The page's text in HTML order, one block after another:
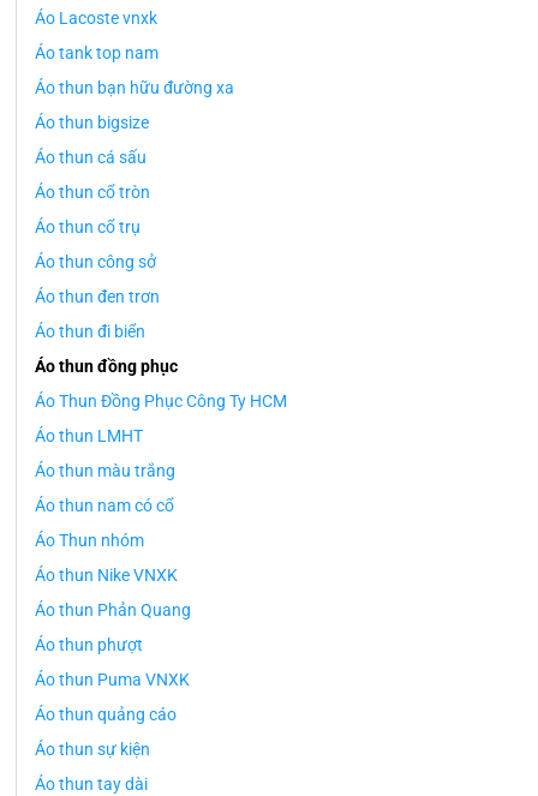
Áo Lacoste vnxk
Áo tank top nam
Áo thun bạn hữu đường xa
Áo thun bigsize
Áo thun cá sấu
Áo thun cổ tròn
Áo thun cổ trụ
Áo thun công sở
Áo thun đen trơn
Áo thun đi biển
Áo thun đồng phục
Áo Thun Đồng Phục Công Ty HCM
Áo thun LMHT
Áo thun màu trắng
Áo thun nam có cổ
Áo Thun nhóm
Áo thun Nike VNXK
Áo thun Phản Quang
Áo thun phượt
Áo thun Puma VNXK
Áo thun quảng cáo
Áo thun sự kiện
Áo thun tay dài